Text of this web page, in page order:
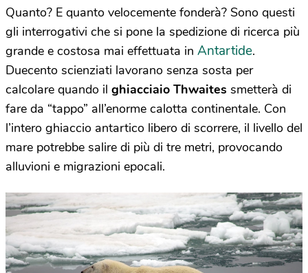
Quanto? E quanto velocemente fonderà? Sono questi
gli interrogativi che si pone la spedizione di ricerca più
grande e costosa mai effettuata in Antartide.
Duecento scienziati lavorano senza sosta per
calcolare quando il ghiacciaio Thwaites smetterà di
fare da “tappo” all’enorme calotta continentale. Con
l’intero ghiaccio antartico libero di scorrere, il livello del
mare potrebbe salire di più di tre metri, provocando
alluvioni e migrazioni epocali.